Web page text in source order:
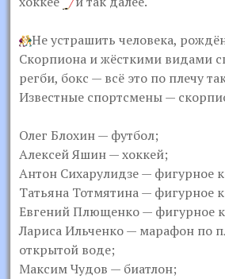
Не устрашить человека,
Скорпиона и жёсткими видами
регби, бокс — всё это по плечу
Известные спортсмены —
Олег Блохин — футбол;
Алексей Яшин — хоккей;
Антон Сихарулидзе — фигурное
Татьяна Тотмятина — фигурное
Евгений Плющенко — фигурное
Лариса Ильченко — марафон по
открытой воде;
Максим Чудов — биатлон;